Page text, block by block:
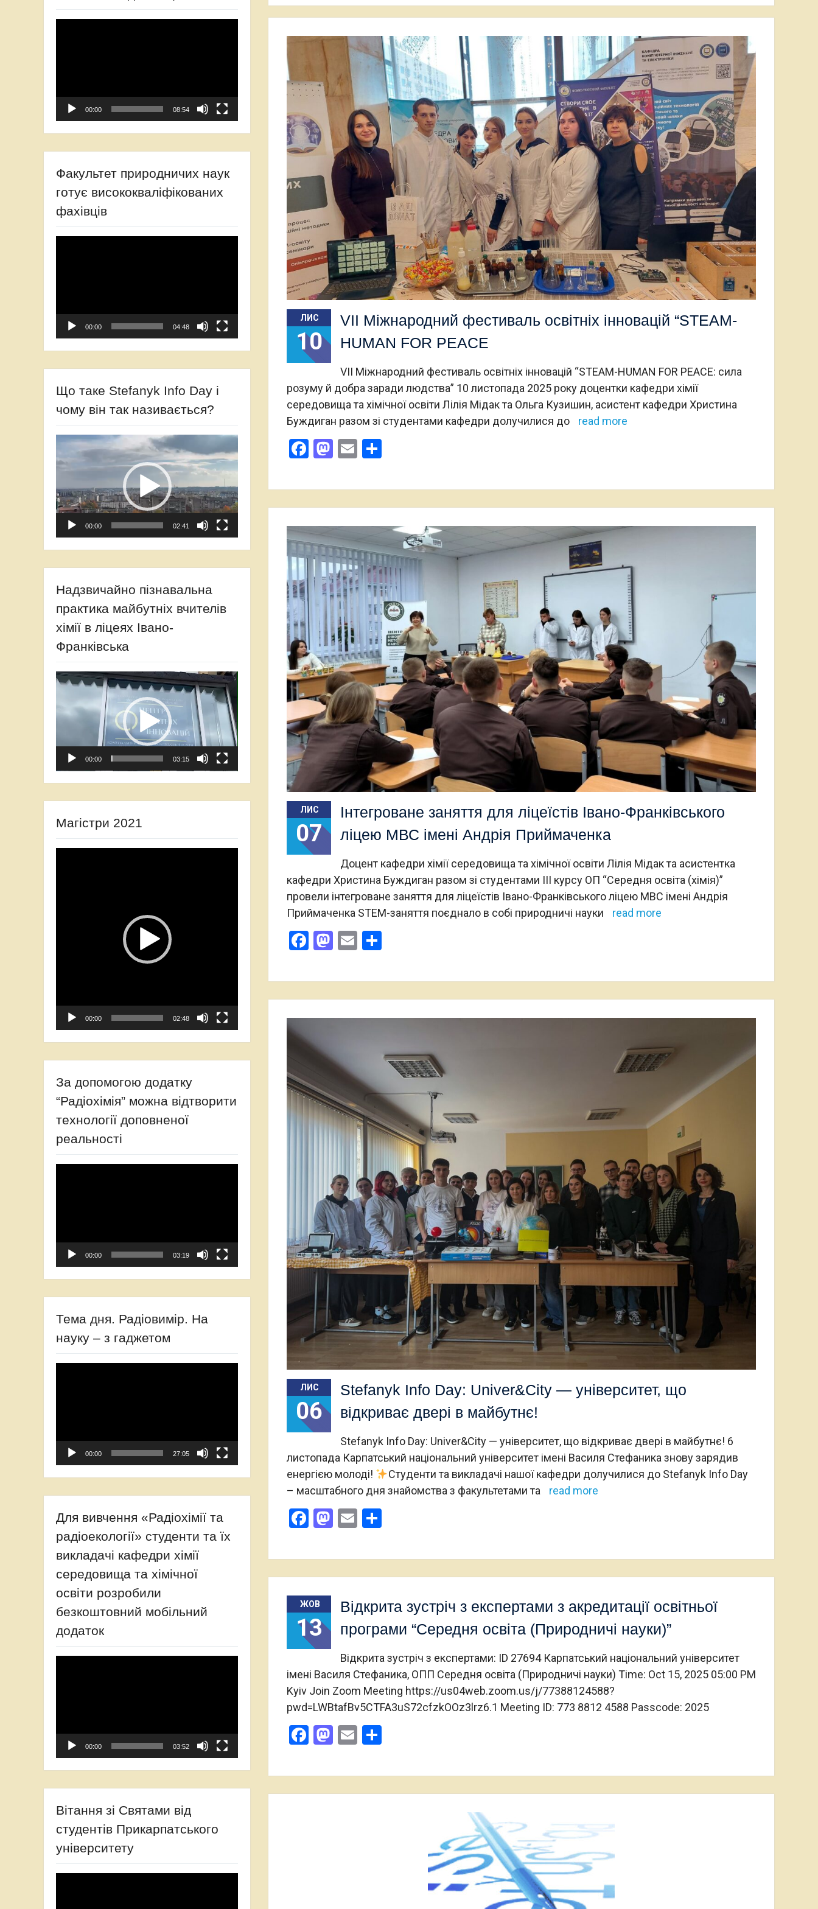
ЛИС
10
VII Міжнародний фестиваль освітніх інновацій “STEAM-
HUMAN FOR PEACE
VII Міжнародний фестиваль освітніх інновацій “STEAM-HUMAN FOR PEACE: сила
розуму й добра заради людства” 10 листопада 2025 року доцентки кафедри хімії
середовища та хімічної освіти Лілія Мідак та Ольга Кузишин, асистент кафедри Христина
Буждиган разом зі студентами кафедри долучилися до
read more
Facebook
Mastodon
Email
ЛИС
07
Інтегроване заняття для ліцеїстів Івано-Франківського
ліцею МВС імені Андрія Приймаченка
Доцент кафедри хімії середовища та хімічної освіти Лілія Мідак та асистентка
кафедри Христина Буждиган разом зі студентами ІІІ курсу ОП “Середня освіта (хімія)”
провели інтегроване заняття для ліцеїстів Івано-Франківського ліцею МВС імені Андрія
Приймаченка️ STEM-заняття поєднало в собі природничі науки
read more
Facebook
Mastodon
Email
ЛИС
06
Stefanyk Info Day: Univer&City — університет, що
відкриває двері в майбутнє!
Stefanyk Info Day: Univer&City — університет, що відкриває двері в майбутнє! 6
листопада Карпатський національний університет імені Василя Стефаника знову зарядив
енергією молоді!
Студенти та викладачі нашої кафедри долучилися до Stefanyk Info Day
– масштабного дня знайомства з факультетами та
read more
Facebook
Mastodon
Email
ЖОВ
13
Відкрита зустріч з експертами з акредитації освітньої
програми “Середня освіта (Природничі науки)”
Відкрита зустріч з експертами: ID 27694 Карпатський національний університет
імені Василя Стефаника, ОПП Середня освіта (Природничі науки) Time: Oct 15, 2025 05:00 PM
Kyiv Join Zoom Meeting https://us04web.zoom.us/j/77388124588?
pwd=LWBtafBv5CTFA3uS72cfzkOOz3lrz6.1 Meeting ID: 773 8812 4588 Passcode: 2025
Facebook
Mastodon
Email
00:00 08:54
Факультет природничих наук
готує висококваліфікованих
фахівців
00:00 04:48
Що таке Stefanyk Info Day і
чому він так називається?
Відеопрогравач
00:00 02:41
Надзвичайно пізнавальна
практика майбутніх вчителів
хімії в ліцеях Івано-
Франківська
Відеопрогравач
00:00 03:15
Магістри 2021
00:00 02:48
За допомогою додатку
“Радіохімія” можна відтворити
технології доповненої
реальності
00:00 03:19
Тема дня. Радіовимір. На
науку – з гаджетом
00:00 27:05
Для вивчення «Радіохімії та
радіоекології» студенти та їх
викладачі кафедри хімії
середовища та хімічної
освіти розробили
безкоштовний мобільний
додаток
00:00 03:52
Вітання зі Святами від
студентів Прикарпатського
університету